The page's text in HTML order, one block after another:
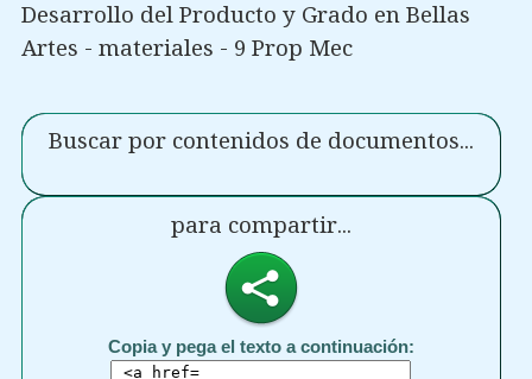
Desarrollo del Producto y Grado en Bellas
Artes - materiales - 9 Prop Mec
Buscar por contenidos de documentos...
para compartir...
Copia y pega el texto a continuación: